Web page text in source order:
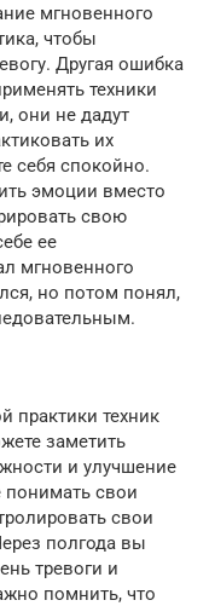
мгновенного
чтобы
Другая ошибка
техники
они не дадут
их
себя спокойно.
эмоции вместо
свою
ее
мгновенного
но потом понял,
практики техник
заметить
и улучшение
понимать свои
свои
полгода вы
тревоги и
помнить, что